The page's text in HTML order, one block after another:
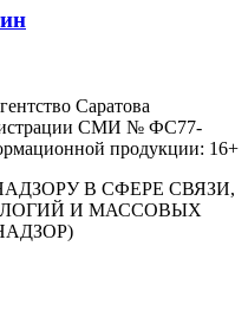
Саратова
СМИ № ФС77-
продукции: 16+
В СФЕРЕ СВЯЗИ,
И МАССОВЫХ